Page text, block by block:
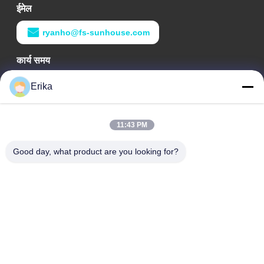
आंतरिक बाहरी सजावट के उपयोग के लिए नमी प्रतिरोधी मेलामाइन एमडीएफ मेलामाइन एमडीएफ बोर्ड
ईमेल
ryanho@fs-sunhouse.com
कार्य समय
09:00-18:00
हमारा पता
फोशन शहर
Erika
11:43 PM
Good day, what product are you looking for?